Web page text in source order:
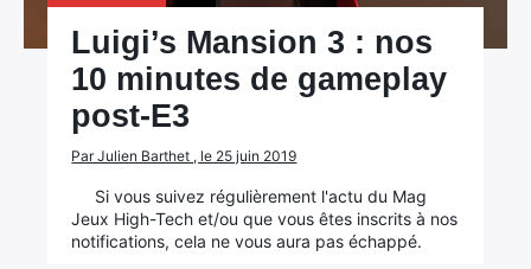
Luigi’s Mansion 3 : nos
10 minutes de gameplay
post-E3
Par Julien Barthet , le 25 juin 2019
Si vous suivez régulièrement l'actu du Mag
Jeux High-Tech et/ou que vous êtes inscrits à nos
notifications, cela ne vous aura pas échappé.